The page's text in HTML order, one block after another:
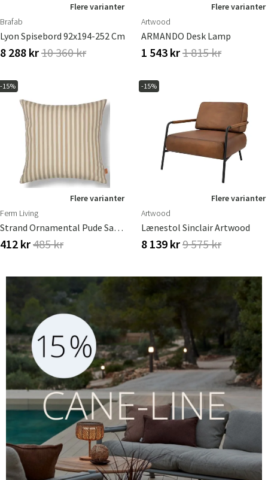
Flere varianter
Brafab
Lyon Spisebord 92x194-252 Cm
8 288 kr10 360 kr
Flere varianter
Artwood
ARMANDO Desk Lamp
1 543 kr1 815 kr
-15%
Flere varianter
Ferm Living
Strand Ornamental Pude Sand/Off-White
412 kr485 kr
-15%
Flere varianter
Artwood
Lænestol Sinclair Artwood
8 139 kr9 575 kr